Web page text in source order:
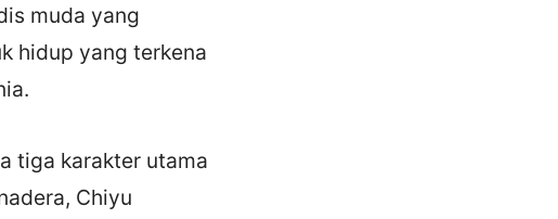
muda yang
hidup yang terkena
tiga karakter utama
Chiyu